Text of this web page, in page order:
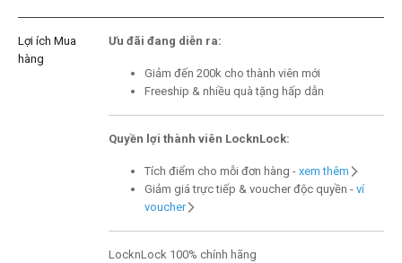
Lợi ích Mua
hàng
Ưu đãi đang diễn ra:
Giảm đến 200k cho thành viên mới
Freeship & nhiều quà tặng hấp dẫn
Quyền lợi thành viên LocknLock:
Tích điểm cho mỗi đơn hàng - xem thêm
Giảm giá trực tiếp & voucher độc quyền - ví
voucher
LocknLock 100% chính hãng